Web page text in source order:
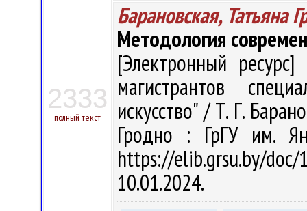
2333
полный текст
Барановская, Татьяна
Методология
[Электронный
магистрантов
искусство" / Т. Г.
Гродно : ГрГУ им.
https://elib.grsu.by/
10.01.2024.